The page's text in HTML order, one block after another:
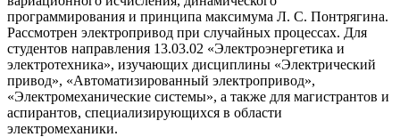
программирования и принципа максимума Л. С. Понтрягина.
Рассмотрен электропривод при случайных процессах. Для
студентов направления 13.03.02 «Электроэнергетика и
электротехника», изучающих дисциплины «Электрический
привод», «Автоматизированный электропривод»,
«Электромеханические системы», а также для магистрантов и
аспирантов, специализирующихся в области
электромеханики.